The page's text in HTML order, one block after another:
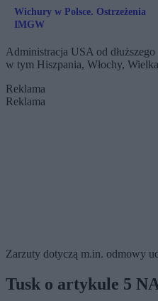
Wichury w Polsce. Ostrzeżenia
IMGW
Administracja USA od
w tym Hiszpania, Włochy,
Reklama
Reklama
Zarzuty dotyczą m.in. odmowy
Tusk o artykule 5